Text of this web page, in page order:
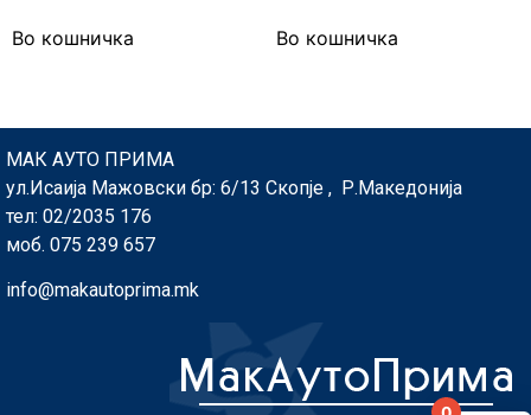
Во кошничка Во кошничка
МАК АУТО ПРИМА
ул.Исаија Мажовски бр: 6/13 Скопје , Р.Македонија
тел: 02/2035 176
моб. 075 239 657
info@makautoprima.mk
0